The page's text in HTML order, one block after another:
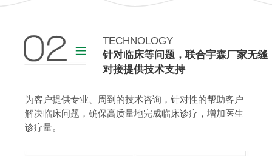
查看更多
TECHNOLOGY
针对临床等问题，联合宇森厂家无缝
对接提供技术支持
为客户提供专业、周到的技术咨询，针对性的帮助客户
解决临床问题，确保高质量地完成临床诊疗，增加医生
诊疗量。